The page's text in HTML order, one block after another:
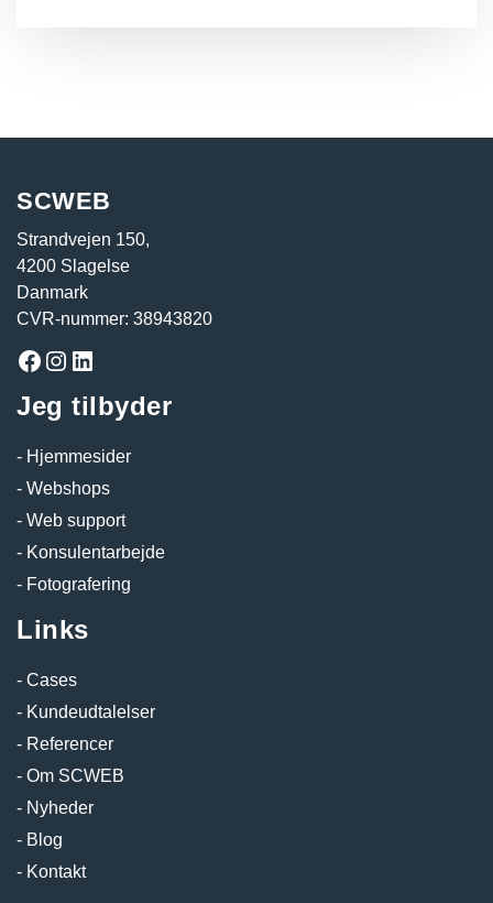
SCWEB
Strandvejen 150,
4200 Slagelse
Danmark
CVR-nummer: 38943820
Facebook
Instagram
LinkedIn
Jeg tilbyder
Hjemmesider
Webshops
Web support
Konsulentarbejde
Fotografering
Links
Cases
Kundeudtalelser
Referencer
Om SCWEB
Nyheder
Blog
Kontakt